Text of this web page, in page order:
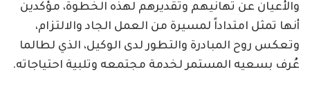
والأعيان عن تهانيهم وتقديرهم لهذه الخطوة، مؤكدين
أنها تمثل امتداداً لمسيرة من العمل الجاد والالتزام،
وتعكس روح المبادرة والتطور لدى الوكيل، الذي لطالما
عُرف بسعيه المستمر لخدمة مجتمعه وتلبية احتياجاته.